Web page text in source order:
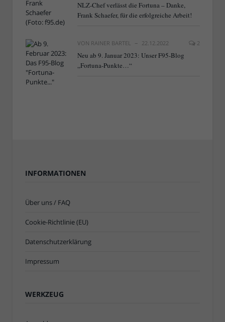
NLZ-Chef verlässt die Fortuna – Danke,
Frank Schaefer, für die erfolgreiche Arbeit!
VON RAINER BARTEL 22.12.2022 2
Neu ab 9. Januar 2023: Unser F95-Blog
„Fortuna-Punkte…“
INFORMATIONEN
Über uns / FAQ
Cookie-Richtlinie (EU)
Datenschutzerklärung
Impressum
WERKZEUG